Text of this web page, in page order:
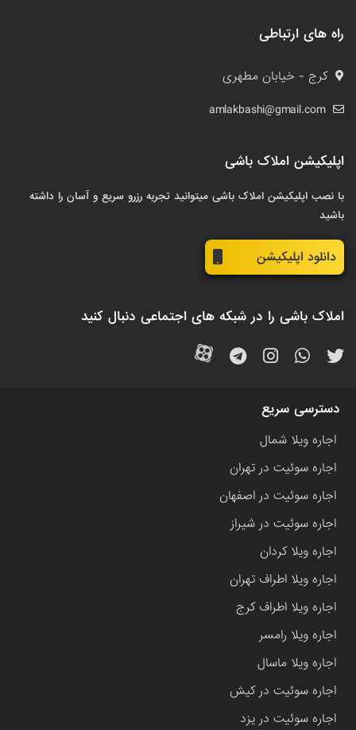
راه های ارتباطی
کرج - خیابان مطهری
amlakbashi@gmail.com
اپلیکیشن املاک باشی
با نصب اپلیکیشن املاک باشی میتوانید تجربه رزرو سریع و آسان را داشته
باشید
دانلود اپلیکیشن
املاک باشی را در شبکه های اجتماعی دنبال کنید
دسترسی سریع
اجاره ویلا شمال
اجاره سوئیت در تهران
اجاره سوئیت در اصفهان
اجاره سوئیت در شیراز
اجاره ویلا کردان
اجاره ویلا اطراف تهران
اجاره ویلا اطراف کرج
اجاره ویلا رامسر
اجاره ویلا ماسال
اجاره سوئیت در کیش
اجاره سوئیت در یزد